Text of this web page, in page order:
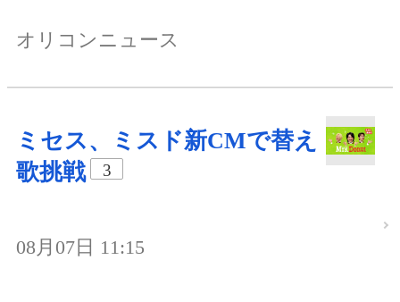
オリコンニュース
ミセス、ミスド新CMで替え
歌挑戦
3
08月07日 11:15